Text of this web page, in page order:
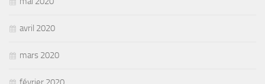
avril 2020
mars 2020